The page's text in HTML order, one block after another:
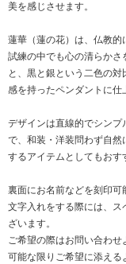
美を感じさせます。
蓮華（蓮の花）は、仏教
試練の中でも心の清らか
と、黒と銀という二色の
感を持ったペンダントに仕
デザインは直線的でシン
で、和装・洋装問わず自
するアイテムとしてもおす
裏面にお名前などを刻印可
文字入れをする際には、
ざいます。
ご希望の際はお問い合わせ
可能な限りご希望に添える